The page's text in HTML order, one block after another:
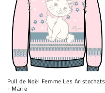
Pull de Noël Femme Les Aristochats
- Marie